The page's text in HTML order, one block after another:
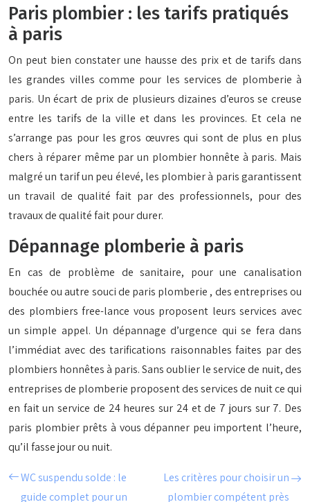
Paris plombier : les tarifs pratiqués
à paris
On peut bien constater une hausse des prix et de tarifs dans
les grandes villes comme pour les services de plomberie à
paris. Un écart de prix de plusieurs dizaines d’euros se creuse
entre les tarifs de la ville et dans les provinces. Et cela ne
s’arrange pas pour les gros œuvres qui sont de plus en plus
chers à réparer même par un plombier honnête à paris. Mais
malgré un tarif un peu élevé, les plombier à paris garantissent
un travail de qualité fait par des professionnels, pour des
travaux de qualité fait pour durer.
Dépannage plomberie à paris
En cas de problème de sanitaire, pour une canalisation
bouchée ou autre souci de paris plomberie , des entreprises ou
des plombiers free-lance vous proposent leurs services avec
un simple appel. Un dépannage d’urgence qui se fera dans
l’immédiat avec des tarifications raisonnables faites par des
plombiers honnêtes à paris.Sans oublier le service de nuit, des
entreprises de plomberie proposent des services de nuit ce qui
en fait un service de 24 heures sur 24 et de 7 jours sur 7. Des
paris plombier prêts à vous dépanner peu importent l’heure,
qu’il fasse jour ou nuit.
WC suspendu solde : le
guide complet pour un
Les critères pour choisir un
plombier compétent près